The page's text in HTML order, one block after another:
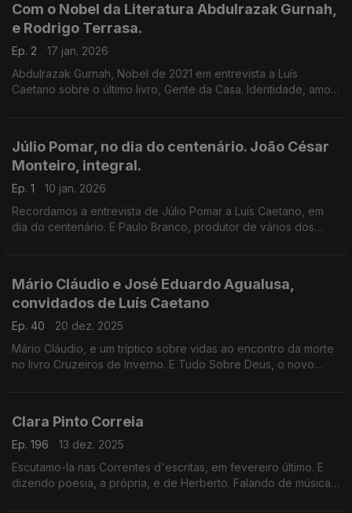
Com o Nobel da Literatura Abdulrazak Gurnah,
e Rodrigo Terrasa.
Ep. 2
17 jan. 2026
Abdulrazak Gurnah, Nobel de 2021 em entrevista a Luís
Caetano sobre o último livro, Gente da Casa. Identidade, amor,
Júlio Pomar, no dia do centenário. João César
Monteiro, integral.
Ep. 1
10 jan. 2026
Recordamos a entrevista de Júlio Pomar a Luís Caetano, em
dia do centenário. E Paulo Branco, produtor de vários dos
Mário Cláudio e José Eduardo Agualusa,
convidados de Luís Caetano
Ep. 40
20 dez. 2025
Mário Cláudio, e um tríptico sobre vidas ao encontro da morte
no livro Cruzeiros de Inverno. E Tudo Sobre Deus, o novo
Clara Pinto Correia
Ep. 196
13 dez. 2025
Escutamo-la nas Correntes d'escritas, em fevereiro último. E
dizendo poesia, a própria, e de Herberto. Falando de músicas